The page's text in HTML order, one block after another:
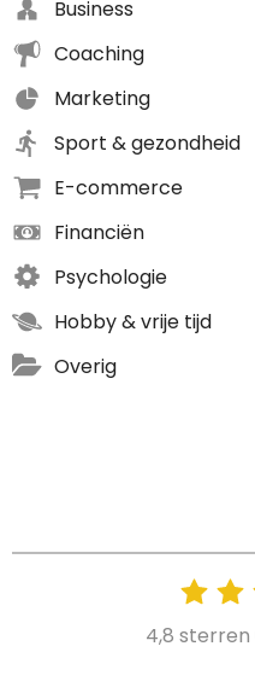
Business
Coaching
Marketing
Sport & gezondheid
E-commerce
Financiën
Psychologie
Hobby & vrije tijd
Overig
4,8 sterren